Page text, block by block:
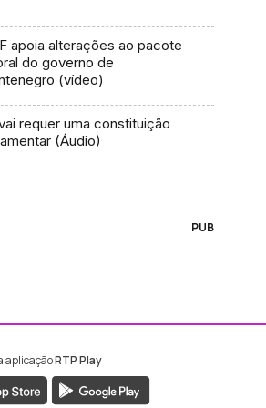
apoia alterações ao pacote
do governo de
(vídeo)
requer uma constituição
(Áudio)
PUB
Madeira
aplicaçãoRTP Play